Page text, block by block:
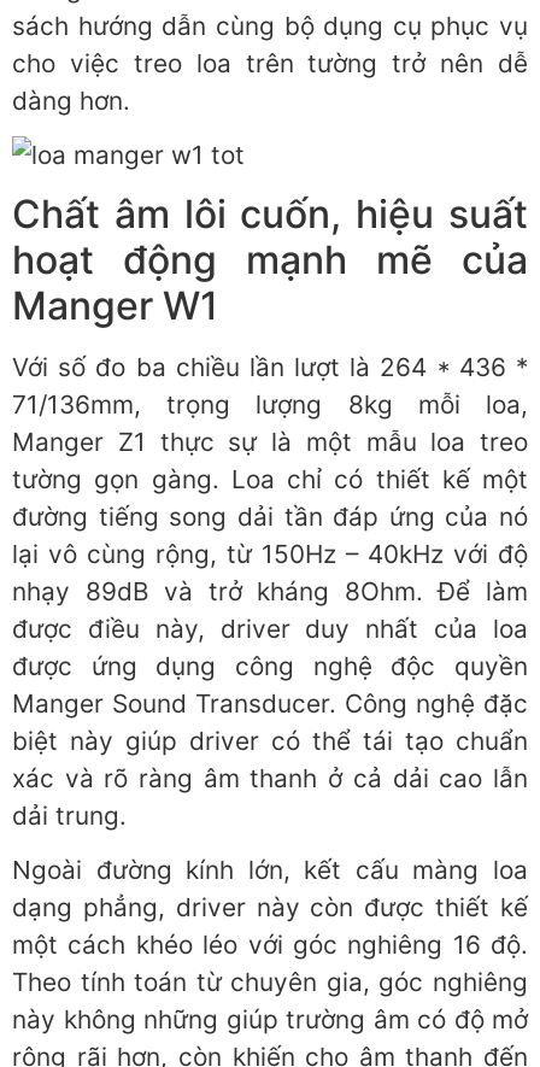
sách hướng dẫn cùng bộ dụng cụ phục vụ
cho việc treo loa trên tường trở nên dễ
dàng hơn.
Chất âm lôi cuốn, hiệu suất
hoạt động mạnh mẽ của
Manger W1
Với số đo ba chiều lần lượt là 264 * 436 *
71/136mm, trọng lượng 8kg mỗi loa,
Manger Z1 thực sự là một mẫu loa treo
tường gọn gàng. Loa chỉ có thiết kế một
đường tiếng song dải tần đáp ứng của nó
lại vô cùng rộng, từ 150Hz – 40kHz với độ
nhạy 89dB và trở kháng 8Ohm. Để làm
được điều này, driver duy nhất của loa
được ứng dụng công nghệ độc quyền
Manger Sound Transducer. Công nghệ đặc
biệt này giúp driver có thể tái tạo chuẩn
xác và rõ ràng âm thanh ở cả dải cao lẫn
dải trung.
Ngoài đường kính lớn, kết cấu màng loa
dạng phẳng, driver này còn được thiết kế
một cách khéo léo với góc nghiêng 16 độ.
Theo tính toán từ chuyên gia, góc nghiêng
này không những giúp trường âm có độ mở
rộng rãi hơn, còn khiến cho âm thanh đến